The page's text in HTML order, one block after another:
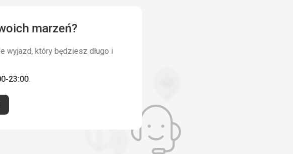
marzeń?
wyjazd, który będziesz długo i
23:00.